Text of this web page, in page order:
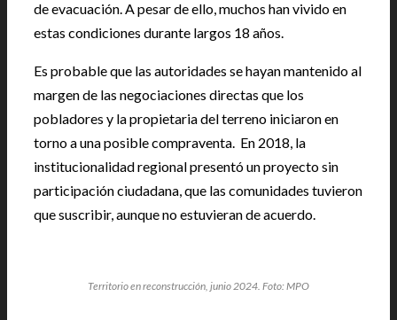
de evacuación. A pesar de ello, muchos han vivido en
estas condiciones durante largos 18 años.
Es probable que las autoridades se hayan mantenido al
margen de las negociaciones directas que los
pobladores y la propietaria del terreno iniciaron en
torno a una posible compraventa. En 2018, la
institucionalidad regional presentó un proyecto sin
participación ciudadana, que las comunidades tuvieron
que suscribir, aunque no estuvieran de acuerdo.
Territorio en reconstrucción, junio 2024. Foto: MPO